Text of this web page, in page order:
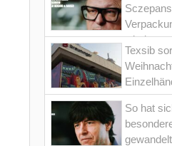
wieder
Texsib
So hat
gewandelt